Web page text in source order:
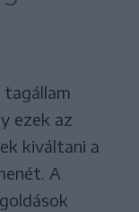
ezek az
kiváltani a
A